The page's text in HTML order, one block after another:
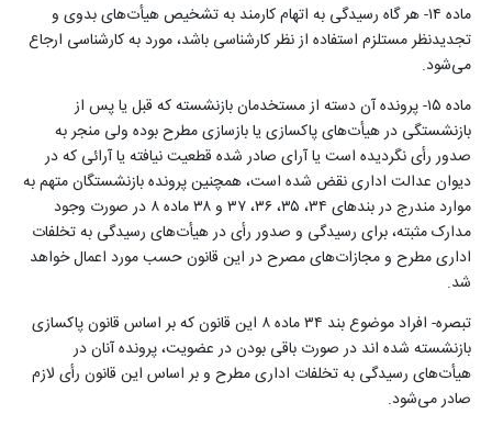
ماده ۱۴- هر گاه رسیدگی به اتهام کارمند به تشخیص هیأت‌های بدوی و
‌‌تجدیدنظر مستلزم استفاده از نظر کارشناسی باشد، مورد به کارشناسی ارجاع
می‌شود.
ماده ۱۵- پرونده آن دسته از مستخدمان بازنشسته که قبل یا پس از
بازنشستگی در هیأت‌های پاکسازی یا بازسازی مطرح بوده ولی منجر به
صدور‌ رأی نگردیده است یا آرای صادر شده قطعیت نیافته یا آرائی که در
دیوان عدالت اداری نقض شده است، همچنین پرونده بازنشستگان متهم به
موارد مندرج در بندهای ۳۴، ۳۵، ۳۶، ۳۷ و ۳۸ ماده ۸ در صورت وجود
مدارک مثبته، برای رسیدگی و صدور‌ رأی در هیأت‌های رسیدگی به تخلفات
اداری مطرح و ‌مجازات‌های مصرح در این قانون حسب مورد اعمال خواهد
شد.
تبصره- افراد موضوع بند ۳۴ ماده ۸ این قانون که بر اساس قانون پاکسازی
بازنشسته شده اند در صورت باقی بودن در عضویت، پرونده آنان در
هیأت‌های رسیدگی به تخلفات اداری مطرح و بر اساس این قانون‌ رأی لازم
صادر می‌شود.